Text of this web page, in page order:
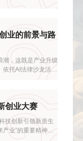
业的前景与路
潮，这既是产业升级
依托AI法律沙龙活
领域的学界力量及
技术的应用边界，
创业大赛
技创新引领新质生
产业”的重要精神，
度融合，北京大学